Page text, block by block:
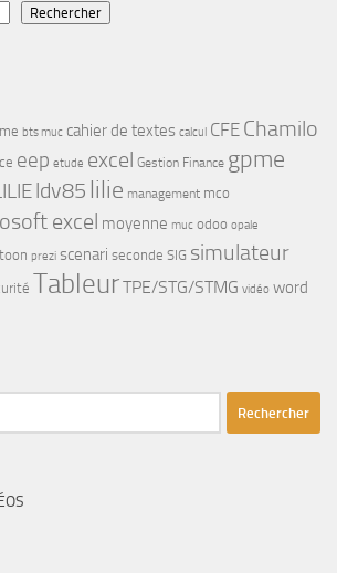
Rechercher
bts muc cahier de textes calcul CFE Chamilo
eep etude excel Gestion Finance gpme
ldv85 lilie management mco
excel moyenne muc odoo opale
prezi scenari seconde SIG simulateur
TableurTPE/STG/STMG vidéo word